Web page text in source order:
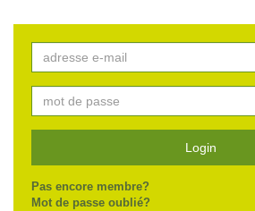
Login
Pas encore membre?
Mot de passe oublié?